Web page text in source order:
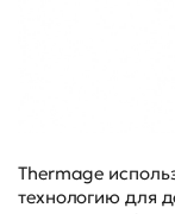
Thermage
технологию для